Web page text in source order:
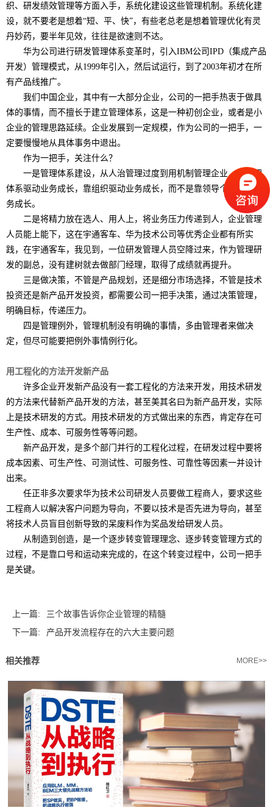
织、研发绩效管理等方面入手，系统化建设这些管理机制。系统化建
设，就不要老是想着“短、平、快”，有些老总老是想着管理优化有灵
丹妙药，要半年见效，往往是欲速则不达。
华为公司进行研发管理体系变革时，引入IBM公司IPD（集成产品
开发）管理模式，从1999年引入，然后试运行，到了2003年初才在所
有产品线推广。
我们中国企业，其中有一大部分企业，公司的一把手热衷于做具
体的事情，而不擅长于建立管理体系，这是一种初创企业，或者是小
企业的管理思路延续。企业发展到一定规模，作为公司的一把手，一
定要慢慢地从具体事务中退出。
作为一把手，关注什么？
一是管理体系建设，从人治管理过度到用机制管理企业，用管理
体系驱动业务成长，靠组织驱动业务成长，而不是靠领导个人驱动业
务成长。
二是将精力放在选人、用人上，将业务压力传递到人，企业管理
人员能上能下，这在宇通客车、华为技术公司等优秀企业都有所实
践，在宇通客车，我见到，一位研发管理人员空降过来，作为管理研
发的副总，没有建树就去做部门经理，取得了成绩就再提升。
三是做决策，不管是产品规划，还是细分市场选择，不管是技术
投资还是新产品开发投资，都需要公司一把手决策，通过决策管理，
明确目标，传递压力。
四是管理例外，管理机制没有明确的事情，多由管理者来做决
定，但尽可能要把例外事情例行化。
用工程化的方法开发新产品
许多企业开发新产品没有一套工程化的方法来开发，用技术研发
的方法来代替新产品开发的方法，甚至美其名曰为新产品开发，实际
上是技术研发的方式。用技术研发的方式做出来的东西，肯定存在可
生产性、成本、可服务性等等问题。
新产品开发，是多个部门并行的工程化过程，在研发过程中要将
成本因素、可生产性、可测试性、可服务性、可靠性等因素一并设计
出来。
任正非多次要求华为技术公司研发人员要做工程商人，要求这些
工程商人以解决客户问题为导向，不要以技术是否先进为导向，甚至
将技术人员盲目创新导致的呆废料作为奖品发给研发人员。
从制造到创造，是一个逐步转变管理理念、逐步转变管理方式的
过程，不是靠口号和运动来完成的，在这个转变过程中，公司一把手
是关键。
上一篇:
三个故事告诉你企业管理的精髓
下一篇:
产品开发流程存在的六大主要问题
相关推荐 MORE>>